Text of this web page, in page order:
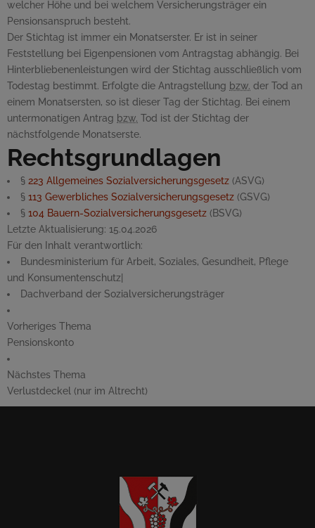
welcher Höhe und bei welchem Versicherungsträger ein
Pensionsanspruch besteht.
Der Stichtag ist immer ein Monatserster. Er ist in seiner
Feststellung bei Eigenpensionen vom Antragstag abhängig. Bei
Hinterbliebenenleistungen wird der Stichtag ausschließlich vom
Todestag bestimmt. Erfolgte die Antragstellung bzw. der Tod an
einem Monatsersten, so ist dieser Tag der Stichtag. Bei einem
untermonatigen Antrag bzw. Tod ist der Stichtag der
nächstfolgende Monatserste.
Rechtsgrundlagen
§ 223 Allgemeines Sozialversicherungsgesetz (ASVG)
§ 113 Gewerbliches Sozialversicherungsgesetz (GSVG)
§ 104 Bauern-Sozialversicherungsgesetz (BSVG)
Letzte Aktualisierung: 15.04.2026
Für den Inhalt verantwortlich:
Bundesministerium für Arbeit, Soziales, Gesundheit, Pflege
und Konsumentenschutz
Dachverband der Sozialversicherungsträger
Vorheriges Thema
Pensionskonto
Nächstes Thema
Verlustdeckel (nur im Altrecht)